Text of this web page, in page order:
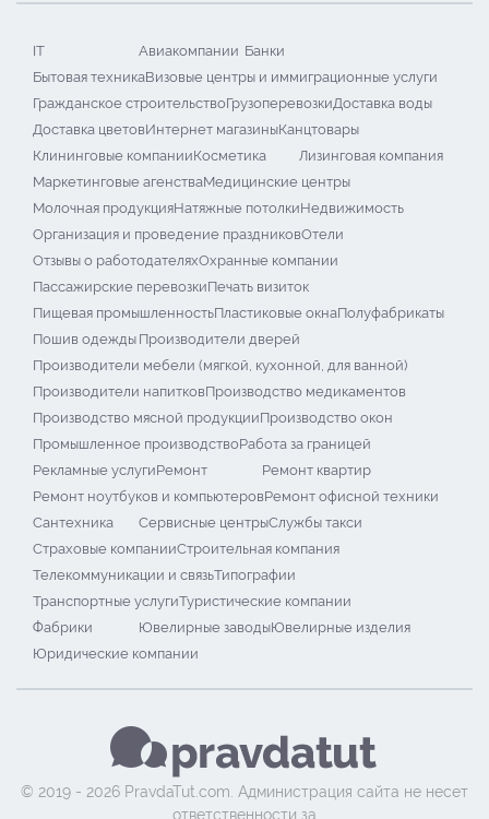
IT Авиакомпании Банки
Бытовая техникаВизовые центры и иммиграционные услуги
Гражданское строительствоГрузоперевозкиДоставка воды
Доставка цветовИнтернет магазиныКанцтовары
Клининговые компанииКосметика
Лизинговая компания
Маркетинговые агенстваМедицинские центры
Молочная продукцияНатяжные потолкиНедвижимость
Организация и проведение праздниковОтели
Отзывы о работодателяхОхранные компании
Пассажирские перевозкиПечать визиток
Пищевая промышленностьПластиковые окнаПолуфабрикаты
Пошив одежды Производители дверей
Производители мебели (мягкой, кухонной, для ванной)
Производители напитковПроизводство медикаментов
Производство мясной продукцииПроизводство окон
Промышленное производствоРабота за границей
Рекламные услугиРемонт
Ремонт квартир
Ремонт ноутбуков и компьютеровРемонт офисной техники
Сантехника
Сервисные центрыСлужбы такси
Страховые компанииСтроительная компания
Телекоммуникации и связьТипографии
Транспортные услугиТуристические компании
Фабрики
Ювелирные заводыЮвелирные изделия
Юридические компании
© 2019 - 2026 PravdaTut.com. Администрация сайта не несет
ответственности за